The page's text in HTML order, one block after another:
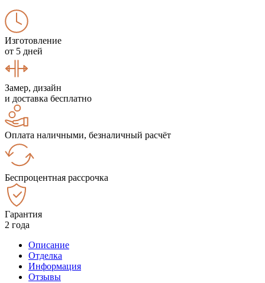
Изготовление
от 5 дней
Замер, дизайн
и доставка бесплатно
Оплата наличными, безналичный расчёт
Беспроцентная рассрочка
Гарантия
2 года
Описание
Отделка
Информация
Отзывы